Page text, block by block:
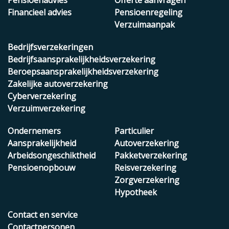
Financieel advies
Pensioenregeling
Verzuimaanpak
Bedrijfsverzekeringen
Bedrijfsaansprakelijkheidsverzekering
Beroepsaansprakelijkheidsverzekering
Zakelijke autoverzekering
Cyberverzekering
Verzuimverzekering
Ondernemers
Aansprakelijkheid
Arbeidsongeschiktheid
Pensioenopbouw
Particulier
Autoverzekering
Pakketverzekering
Reisverzekering
Zorgverzekering
Hypotheek
Contact en service